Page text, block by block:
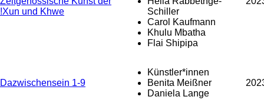
!Xun und Khwe
Schiller
Carol Kaufmann
Khulu Mbatha
Flai Shipipa
Dazwischensein 1-9
Künstler*innen
Benita Meißner
Daniela Lange